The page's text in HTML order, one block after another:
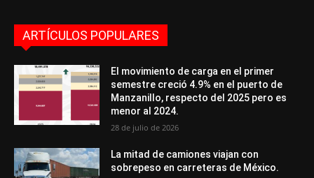
ARTÍCULOS POPULARES
El movimiento de carga en el primer
semestre creció 4.9% en el puerto de
Manzanillo, respecto del 2025 pero es
menor al 2024.
28 de julio de 2026
La mitad de camiones viajan con
sobrepeso en carreteras de México.